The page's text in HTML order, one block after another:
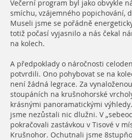
Večerní program byl jako obvykle
smíchu, vzájemného popichování,
Museli jsme se pořádně
totiž počasí vyjasnilo a nás čekal
na kolech.
A předpoklady o náročnosti
potvrdili. Ono pohybovat se na
není žádná legrace. Za
stoupáních na krušnohorské
krásnými panoramatickými
jsme nezůstali nic dlužni. V
pokračovali zastávkou v Tisové v
Krušnohor. Ochutnali jsme